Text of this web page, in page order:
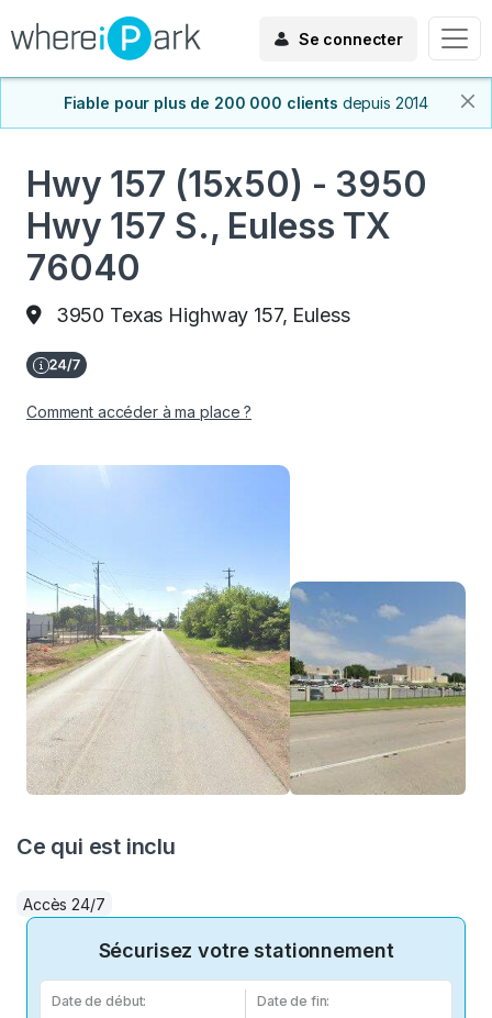
Se connecter
Fiable pour plus de 200 000 clients depuis 2014
Hwy 157 (15x50) - 3950
Hwy 157 S., Euless TX
76040
3950 Texas Highway 157, Euless
Comment accéder à ma place ?
Ce qui est inclu
Accès 24/7
Sécurisez votre stationnement
Date de début: Date de fin: